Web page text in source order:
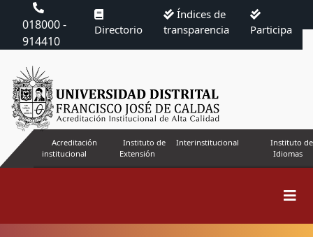
018000 -
914410
Directorio
Índices de
transparencia
Participa
Acreditación
institucional
Instituto de
Extensión
Interinstitucional
Instituto de
Idiomas